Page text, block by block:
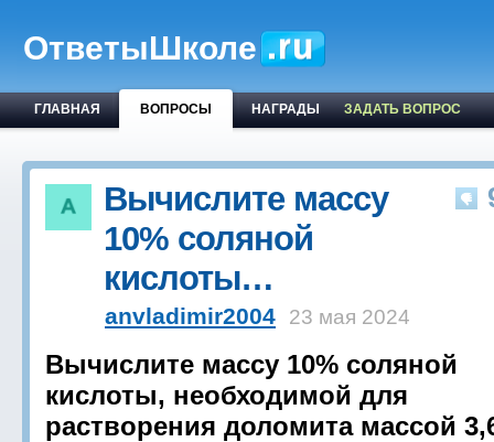
ОтветыШколе
ГЛАВНАЯ ВОПРОСЫ НАГРАДЫ ЗАДАТЬ ВОПРОС
Вычислите массу
10% соляной
кислоты…
anvladimir2004 23 мая 2024
Вычислите массу 10% соляной
кислоты, необходимой для
растворения доломита массой